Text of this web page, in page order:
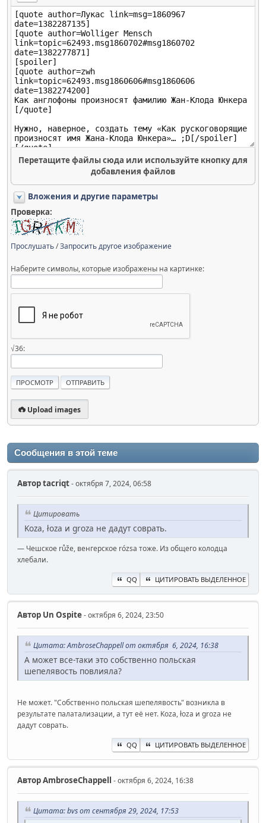
Перетащите файлы сюда или используйте кнопку для
добавления файлов
Вложения и другие параметры
Проверка:
Прослушать/Запросить другое изображение
Наберите символы, которые изображены на картинке:
√36:
Upload images
Сообщения в этой теме
Автор‌tacriqt- октября 7, 2024, 06:58
Цитировать
Koza, łoza и groza не дадут соврать.
— Чешское růže, венгерское rózsa тоже. Из общего колодца
хлебали.
QQ ЦИТИРОВАТЬ ВЫДЕЛЕННОЕ
Автор Un Ospite- октября 6, 2024, 23:50
Цитата: AmbroseChappell от октября 6, 2024, 16:38
А может все-таки это собственно польская
шепелявость повлияла?
Не может. "Собственно польская шепелявость" возникла в
результате палатализации, а тут её нет. Koza, łoza и groza не
дадут соврать.
QQ ЦИТИРОВАТЬ ВЫДЕЛЕННОЕ
АвторAmbroseChappell - октября 6, 2024, 16:38
Цитата: bvs от сентября 29, 2024, 17:53